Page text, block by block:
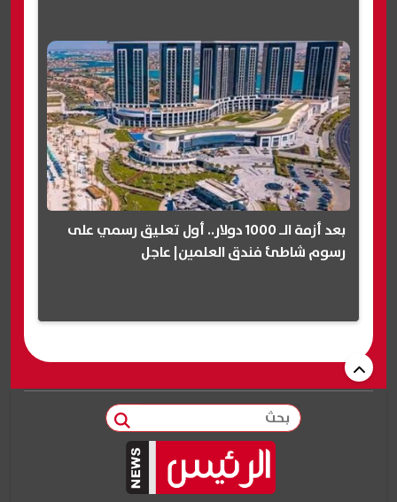
بعد أزمة الـ 1000 دولار.. أول تعليق رسمي على
رسوم شاطئ فندق العلمين| عاجل
بحث